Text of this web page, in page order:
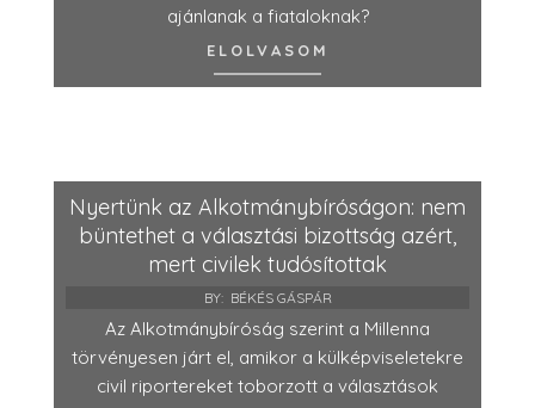
ajánlanak a fiataloknak?
ELOLVASOM
Nyertünk az Alkotmánybíróságon: nem
büntethet a választási bizottság azért,
mert civilek tudósítottak
BY: BÉKÉS GÁSPÁR
Az Alkotmánybíróság szerint a Millenna
törvényesen járt el, amikor a külképviseletekre
civil riportereket toborzott a választások